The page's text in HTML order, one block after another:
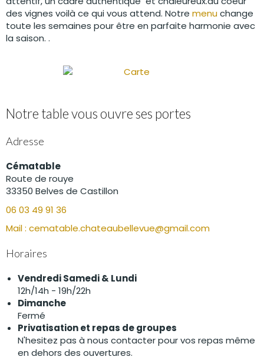
des vignes voilà ce qui vous attend. Notre menuchange
toute les semaines pour être en parfaite harmonie avec
la saison. .
Notre table vous ouvre ses portes
Adresse
Cématable
Route de rouye
33350 Belves de Castillon
06 03 49 91 36
Mail : cematable.chateaubellevue@gmail.com
Horaires
Vendredi Samedi & Lundi
12h/14h - 19h/22h
Dimanche
Fermé
Privatisation et repas de groupes
N'hesitez pas à nous contacter pour vos repas même
en dehors des ouvertures.